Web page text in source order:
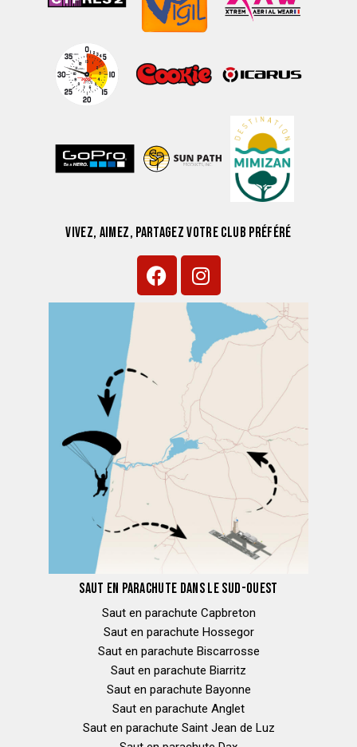
VIVEZ, AIMEZ, PARTAGEZ VOTRE CLUB PRÉFÉRÉ
SAUT EN PARACHUTE DANS LE SUD-OUEST
Saut en parachute Capbreton
Saut en parachute Hossegor
Saut en parachute Biscarrosse
Saut en parachute Biarritz
Saut en parachute Bayonne
Saut en parachute Anglet
Saut en parachute Saint Jean de Luz